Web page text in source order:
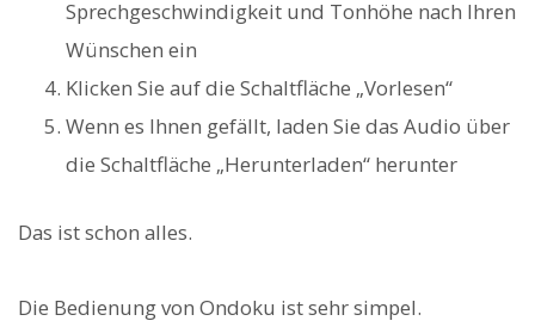
Sprechgeschwindigkeit und Tonhöhe nach Ihren
Wünschen ein
Klicken Sie auf die Schaltfläche „Vorlesen“
Wenn es Ihnen gefällt, laden Sie das Audio über
die Schaltfläche „Herunterladen“ herunter
Das ist schon alles.
Die Bedienung von Ondoku ist sehr simpel.